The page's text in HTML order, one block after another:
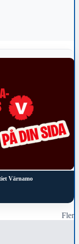
Värnamo
Fler